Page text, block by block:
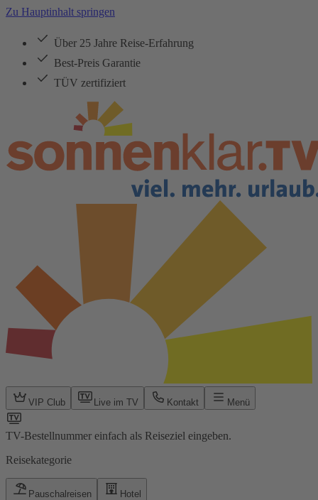
Zu Hauptinhalt springen
Über 25 Jahre Reise-Erfahrung
Best-Preis Garantie
TÜV zertifiziert
VIP Club Live im TV Kontakt Menü
TV-Bestellnummer einfach als Reiseziel eingeben.
Reisekategorie
Pauschalreisen Hotel